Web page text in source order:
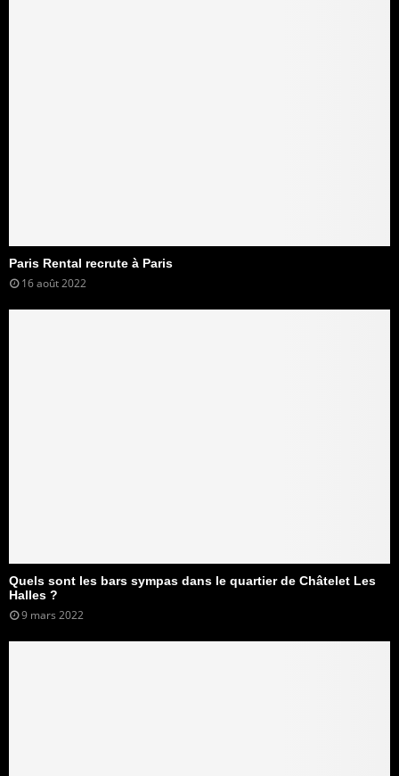
Paris Rental recrute à Paris
16 août 2022
Quels sont les bars sympas dans le quartier de Châtelet Les
Halles ?
9 mars 2022